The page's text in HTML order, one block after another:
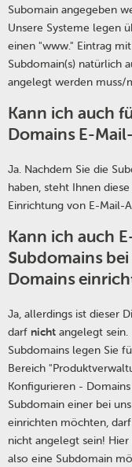
Subomain angegeben
Unsere Systeme legen
einen "www." Eintrag
Subdomain(s) natürlich
angelegt werden muss/
Kann ich auch
Domains E-
Ja. Nachdem Sie die
haben, steht Ihnen
Einrichtung von E-Mail-
Kann ich auch
Subdomains
Domains
Ja, allerdings ist dieser
darf nicht angelegt sein.
Subdomains legen Sie
Bereich
Konfigurieren -
Subdomain einer bei
einrichten möchten,
nicht angelegt sein! Hier
also eine Subdomain